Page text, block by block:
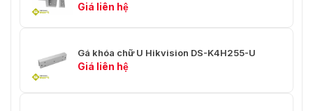
Giá liên hệ
Gá khóa chữ U Hikvision DS-K4H255-U
Giá liên hệ